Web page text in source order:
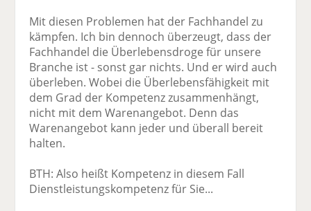
Mit diesen Problemen hat der Fachhandel zu
kämpfen. Ich bin dennoch überzeugt, dass der
Fachhandel die Überlebensdroge für unsere
Branche ist - sonst gar nichts. Und er wird auch
überleben. Wobei die Überlebensfähigkeit mit
dem Grad der Kompetenz zusammenhängt,
nicht mit dem Warenangebot. Denn das
Warenangebot kann jeder und überall bereit
halten.
BTH: Also heißt Kompetenz in diesem Fall
Dienstleistungskompetenz für Sie...